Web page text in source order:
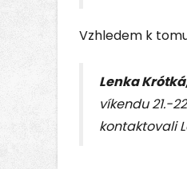
Vzhledem k
Lenka
víkendu 21.-
kontaktovali